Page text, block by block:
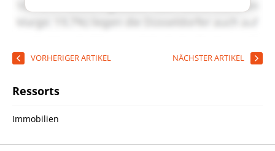
VORHERIGER ARTIKEL NÄCHSTER ARTIKEL
Ressorts
Immobilien